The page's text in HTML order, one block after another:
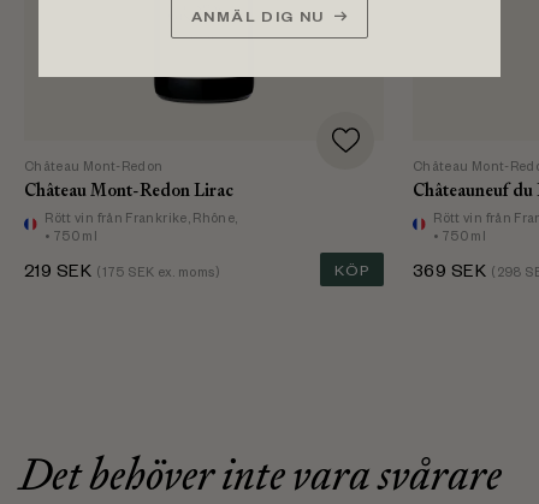
ANMÄL DIG NU
Château Mont-Redon
Château Mont-Redon Lirac
Rött vin från Frankrike, Rhône,
• 750 ml
219 SEK ( 175 SEK ex. moms) KÖP
Château Mont-
Châteauneuf du
Rött vin från
• 750 ml
369 SEK ( 298
Det behöver inte vara svårare